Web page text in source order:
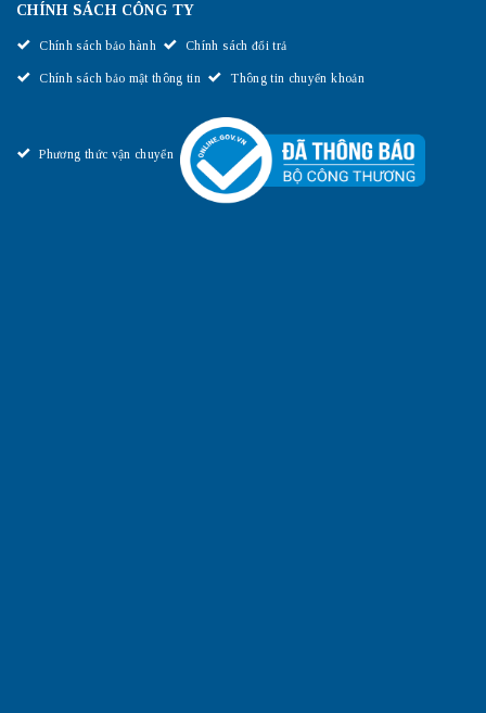
CHÍNH SÁCH CÔNG TY
Chính sách bảo hành Chính sách đổi trả
Chính sách bảo mật thông tin Thông tin chuyển khoản
Phương thức vận chuyển